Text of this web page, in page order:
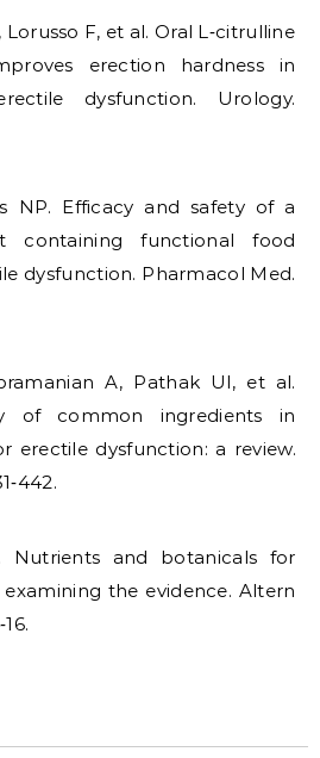
F, et al. Oral L‑citrulline
erection hardness in
dysfunction. Urology.
NP. Efficacy and safety of a
containing functional food
dysfunction. Pharmacol Med.
A, Pathak UI, et al.
of common ingredients in
erectile dysfunction: a review.
Nutrients and botanicals for
the evidence. Altern